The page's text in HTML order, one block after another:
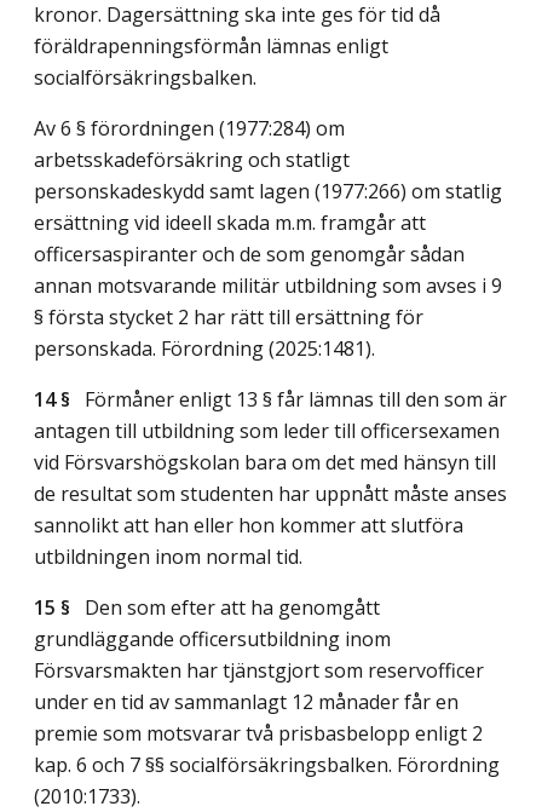
kronor. Dagersättning ska inte ges för tid då
föräldrapenningsförmån lämnas enligt
socialförsäkringsbalken.
Av 6 § förordningen (1977:284) om
arbetsskadeförsäkring och statligt
personskadeskydd samt lagen (1977:266) om statlig
ersättning vid ideell skada m.m. framgår att
officersaspiranter och de som genomgår sådan
annan motsvarande militär utbildning som avses i 9
§ första stycket 2 har rätt till ersättning för
personskada. Förordning (2025:1481).
14 § Förmåner enligt 13 § får lämnas till den som är
antagen till utbildning som leder till officersexamen
vid Försvarshögskolan bara om det med hänsyn till
de resultat som studenten har uppnått måste anses
sannolikt att han eller hon kommer att slutföra
utbildningen inom normal tid.
15 § Den som efter att ha genomgått
grundläggande officersutbildning inom
Försvarsmakten har tjänstgjort som reservofficer
under en tid av sammanlagt 12 månader får en
premie som motsvarar två prisbasbelopp enligt 2
kap. 6 och 7 §§ socialförsäkringsbalken. Förordning
(2010:1733).